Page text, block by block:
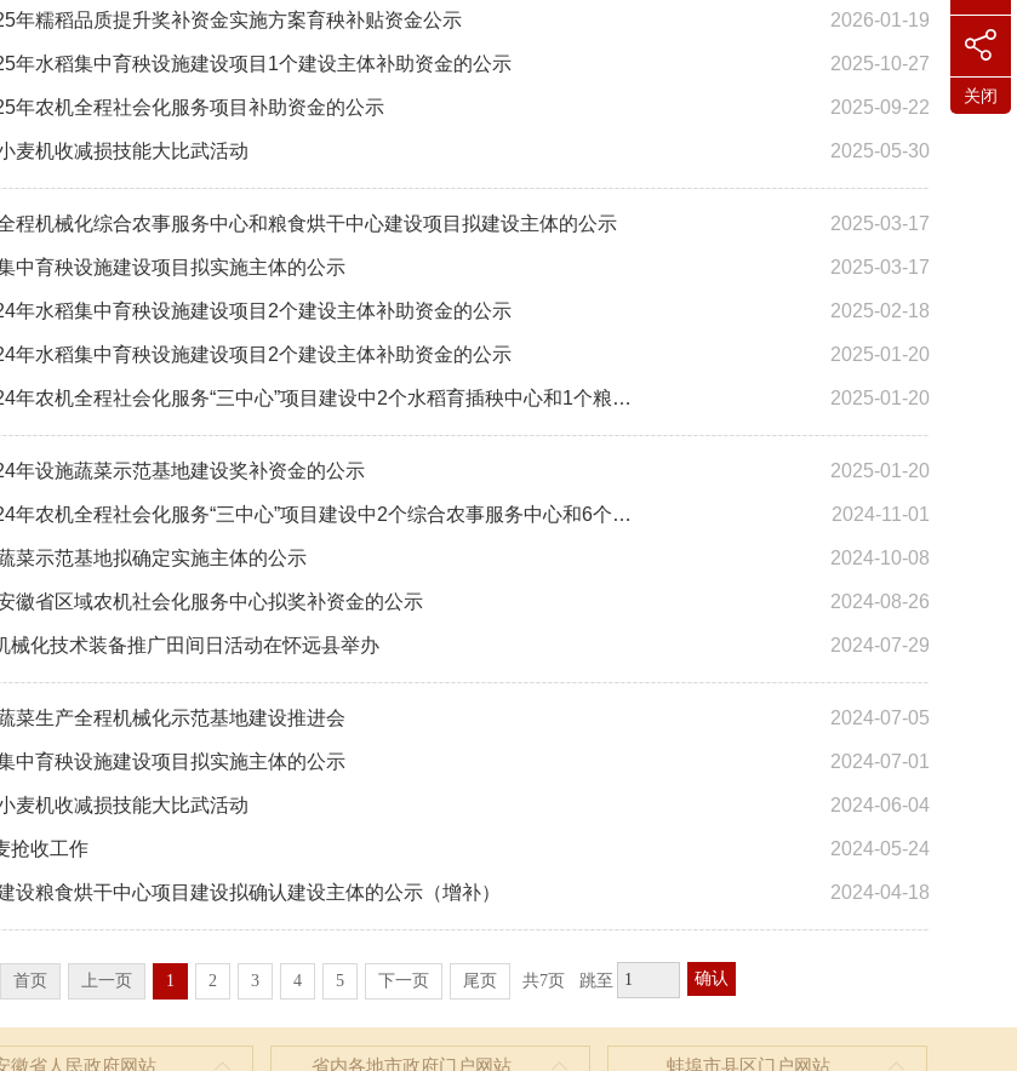
2026-01-19
年糯稻品质提升奖补资金实施方案育秧补贴资金公示
2025-10-27
年水稻集中育秧设施建设项目1个建设主体补助资金的公示
2025-09-22
年农机全程社会化服务项目补助资金的公示
2025-05-30
麦机收减损技能大比武活动
2025-03-17
程机械化综合农事服务中心和粮食烘干中心建设项目拟建设主体的公示
2025-03-17
中育秧设施建设项目拟实施主体的公示
2025-02-18
年水稻集中育秧设施建设项目2个建设主体补助资金的公示
2025-01-20
年水稻集中育秧设施建设项目2个建设主体补助资金的公示
2025-01-20
关于拨付怀远县2024年农机全程社会化服务“三中心”项目建设中2个水稻育插秧中心和1个粮食烘干中心补助资金的...
2025-01-20
年设施蔬菜示范基地建设奖补资金的公示
2024-11-01
关于拨付怀远县2024年农机全程社会化服务“三中心”项目建设中2个综合农事服务中心和6个粮食烘干中心补助资金...
2024-10-08
菜示范基地拟确定实施主体的公示
2024-08-26
徽省区域农机社会化服务中心拟奖补资金的公示
2024-07-29
械化技术装备推广田间日活动在怀远县举办
2024-07-05
菜生产全程机械化示范基地建设推进会
2024-07-01
中育秧设施建设项目拟实施主体的公示
2024-06-04
麦机收减损技能大比武活动
2024-05-24
抢收工作
2024-04-18
设粮食烘干中心项目建设拟确认建设主体的公示（增补）
首页 上一页 1 2 3 4 5 下一页 尾页 共7页 跳至 确认
徽省人民政府网站 省内各地市政府门户网站 蚌埠市县区门户网站
关闭